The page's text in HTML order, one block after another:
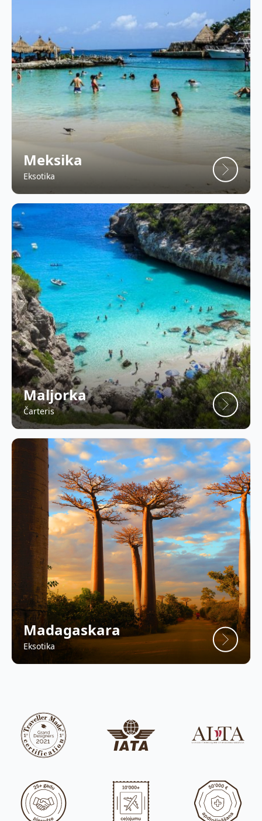
Meksika
Eksotika
Maljorka
Čarteris
Madagaskara
Eksotika